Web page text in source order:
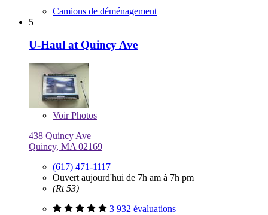
Camions de déménagement
5
U-Haul at Quincy Ave
VoirPhotos
438 Quincy Ave
Quincy, MA 02169
(617) 471-1117
Ouvert aujourd'hui de 7h am à 7h pm
(Rt 53)
3 932 évaluations